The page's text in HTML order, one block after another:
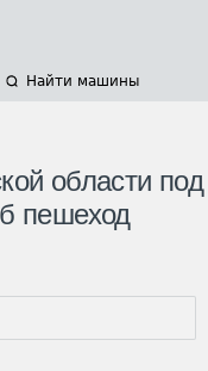
Найти машины
области под
пешеход